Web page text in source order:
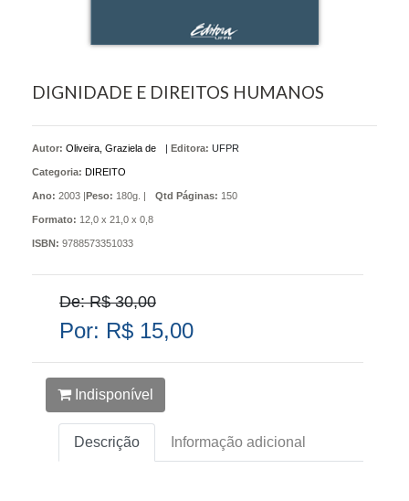
DIGNIDADE E DIREITOS HUMANOS
Autor: Oliveira, Graziela de Editora: UFPR
Categoria: DIREITO
Ano: 2003 | Peso: 180g. | Qtd Páginas: 150
Formato: 12,0 x 21,0 x 0,8
ISBN: 9788573351033
De: R$ 30,00
Por: R$ 15,00
Indisponível
Descrição Informação adicional